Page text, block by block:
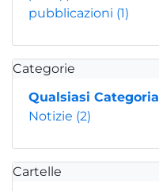
pubblicazioni (1)
Categorie
Qualsiasi Categoria
Notizie (2)
Cartelle